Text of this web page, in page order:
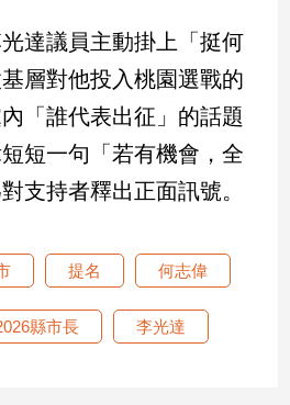
達議員主動掛上「挺何
層對他投入桃園選戰的
「誰代表出征」的話題
短一句「若有機會，全
支持者釋出正面訊號。
提名 何志偉
縣市長 李光達